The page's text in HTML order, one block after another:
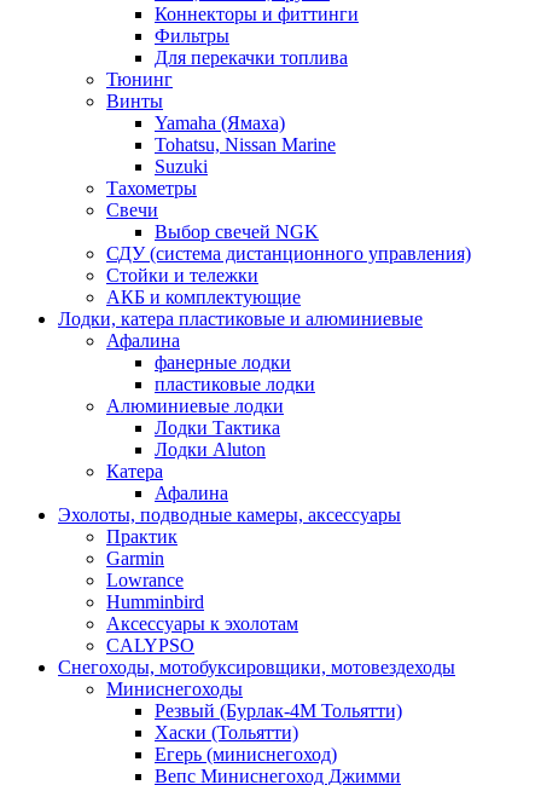
Коннекторы и фиттинги
Фильтры
Для перекачки топлива
Тюнинг
Винты
Yamaha (Ямаха)
Tohatsu, Nissan Marine
Suzuki
Тахометры
Свечи
Выбор свечей NGK
СДУ (система дистанционного управления)
Стойки и тележки
АКБ и комплектующие
Лодки, катера пластиковые и алюминиевые
Афалина
фанерные лодки
пластиковые лодки
Алюминиевые лодки
Лодки Тактика
Лодки Aluton
Катера
Афалина
Эхолоты, подводные камеры, аксессуары
Практик
Garmin
Lowrance
Humminbird
Аксессуары к эхолотам
CALYPSO
Снегоходы, мотобуксировщики, мотовездеходы
Миниснегоходы
Резвый (Бурлак-4М Тольятти)
Хаски (Тольятти)
Егерь (миниснегоход)
Вепс Миниснегоход Джимми